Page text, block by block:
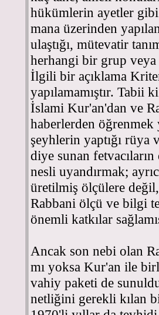
hükümlerin ayetler
mana üzerinden
ulaştığı, mütevatir
herhangi bir grup veya
İlgili bir açıklama
yapılamamıştır. Tabii
İslami Kur'an'dan ve
haberlerden
şeyhlerin yaptığı rüya
diye sunan
nesli uyandırmak;
üretilmiş ölçülere
Rabbani ölçü ve bilgi
önemli katkılar
Ancak son nebi olan
mı yoksa Kur'an ile
vahiy paketi de
netliğini gerekli kılan